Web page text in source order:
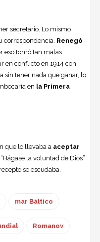
secretario. Lo mismo
correspondencia. Renegó
eso tomó tan malas
en conflicto en 1914 con
sin tener nada que ganar, lo
en la Primera
que lo llevaba a aceptar
. “Hágase la voluntad de Dios”
se escudaba.
mar Báltico
Romanov